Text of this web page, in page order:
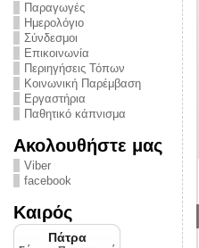
Παραγωγές
Ημερολόγιο
Σύνδεσμοι
Επικοινωνία
Περιηγήσεις Τόπων
Κοινωνική Παρέμβαση
Εργαστήρια
Παθητικό κάπνισμα
Ακολουθήστε μας
Viber
facebook
Καιρός
από την
την ημέρα
και
στο
2026